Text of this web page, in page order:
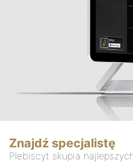
Znajdź specjalistę
Plebiscyt skupia